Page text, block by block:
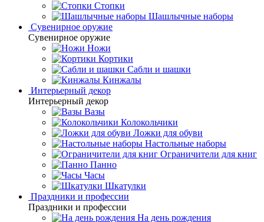
Стопки
Шашлычные наборы
Сувенирное оружие
Сувенирное оружие
Ножи
Кортики
Сабли и шашки
Кинжалы
Интерьерный декор
Интерьерный декор
Вазы
Колокольчики
Ложки для обуви
Настольные наборы
Ограничители для книг
Панно
Часы
Шкатулки
Праздники и профессии
Праздники и профессии
На день рождения